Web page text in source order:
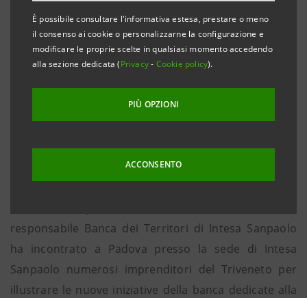
È possibile consultare l'informativa estesa, prestare o meno
il consenso ai cookie o personalizzarne la configurazione e
modificare le proprie scelte in qualsiasi momento accedendo
alla sezione dedicata (Privacy- Cookie policy).
PIÙ OPZIONI
ACCONSENTO
PMI a livello internazionale e sostegno alle
operazioni di finanza strutturata attraverso Banca
IMI e Mediocredito Italiano
• Nel 2018 erogati 7,1 miliardi di euro al territorio,
responsabile Banca dei Territori di Intesa Sanpaolo
ha incontrato a Padova presso la sede di Intesa
Sanpaolo numerosi imprenditori del Triveneto per
illustrare le nuove iniziative della banca dedicate alla